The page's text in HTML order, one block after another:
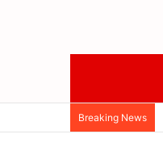
Breaking News